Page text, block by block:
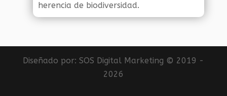
herencia de biodiversidad.
Diseñado por:SOS Digital Marketing © 2019 -
2026